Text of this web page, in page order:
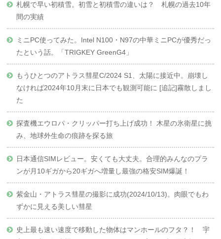
札幌で早い初積雪。初雪と初積雪の違いは？ 札幌の過去10年
間の実績
ミニPC使ってみた。Intel N100・N97の中華ミニPCが優秀だっ
たという話。「TRIGKEY GreenG4」
もうひとつのアトラス彗星C/2024 S1、太陽に接近中。崩壊し
なければ2024年10月末に日本でも観測可能に [追記]霧散しまし
た
探査機エウロパ・クリッパー打ち上げ成功！ 木星の氷衛星に挑
み、地球外生命の痕跡を探る旅
日本通信SIMレビュー。安くても大丈夫。合理的みんなのプラ
ンが月10ギガから20ギガへ増量し最強の格安SIM爆誕！
紫金山・アトラス彗星の撮影に成功(2024/10/13)。肉眼でもわ
ずかに見える美しい彗星
史上最も速い速度で移動した物体はマンホールのフタ？！ 宇